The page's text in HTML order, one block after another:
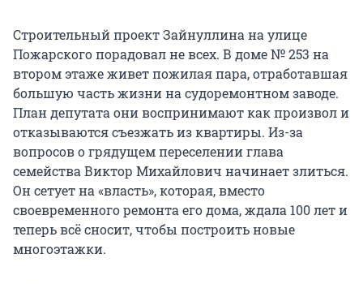
Строительный проект Зайнуллина на улице
Пожарского порадовал не всех. В доме № 253 на
втором этаже живет пожилая пара, отработавшая
большую часть жизни на судоремонтном заводе.
План депутата они воспринимают как произвол и
отказываются съезжать из квартиры. Из-за
вопросов о грядущем переселении глава
семейства Виктор Михайлович начинает злиться.
Он сетует на «власть», которая, вместо
своевременного ремонта его дома, ждала 100 лет и
теперь всё сносит, чтобы построить новые
многоэтажки.